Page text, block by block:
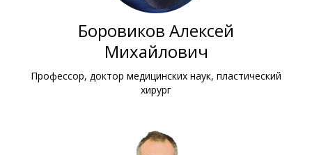
Боровиков Алексей
Михайлович
Профессор, доктор медицинских наук, пластический
хирург